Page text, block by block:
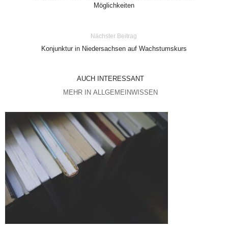
Möglichkeiten
Nächster Beitrag
Konjunktur in Niedersachsen auf Wachstumskurs
AUCH INTERESSANT
MEHR IN ALLGEMEINWISSEN